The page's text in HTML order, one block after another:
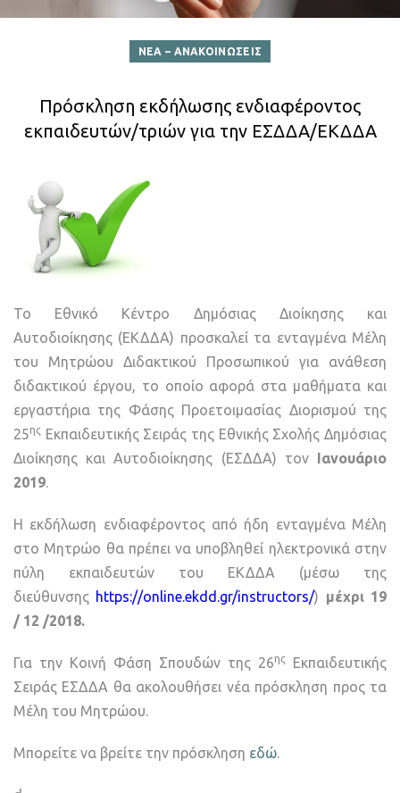
ΝΕΑ – ΑΝΑΚΟΙΝΩΣΕΙΣ
Πρόσκληση εκδήλωσης ενδιαφέροντος
εκπαιδευτών/τριών για την ΕΣΔΔΑ/ΕΚΔΔΑ
Το Εθνικό Κέντρο Δημόσιας Διοίκησης και
Αυτοδιοίκησης (ΕΚΔΔΑ) προσκαλεί τα ενταγμένα Μέλη
του Μητρώου Διδακτικού Προσωπικού για ανάθεση
διδακτικού έργου, το οποίο αφορά στα μαθήματα και
εργαστήρια της Φάσης Προετοιμασίας Διορισμού της
25ης Εκπαιδευτικής Σειράς της Εθνικής Σχολής Δημόσιας
Διοίκησης και Αυτοδιοίκησης (ΕΣΔΔΑ) τον Ιανουάριο
2019.
Η εκδήλωση ενδιαφέροντος από ήδη ενταγμένα Μέλη
στο Μητρώο θα πρέπει να υποβληθεί ηλεκτρονικά στην
πύλη εκπαιδευτών του ΕΚΔΔΑ (μέσω της
διεύθυνσης https://online.ekdd.gr/instructors/) μέχρι 19
/ 12 /2018.
Για την Κοινή Φάση Σπουδών της 26ης
Εκπαιδευτικής
Σειράς ΕΣΔΔΑ θα ακολουθήσει νέα πρόσκληση προς τα
Μέλη του Μητρώου.
Μπορείτε να βρείτε την πρόσκληση εδώ.